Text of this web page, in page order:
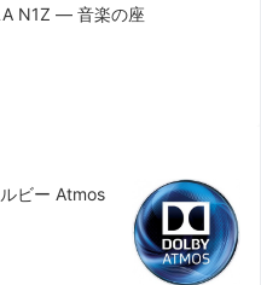
N1Z ― 音楽の座
ビー Atmos